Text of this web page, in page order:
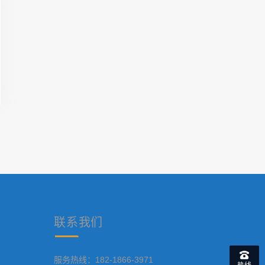
联系我们
服务热线：182-1866-3971